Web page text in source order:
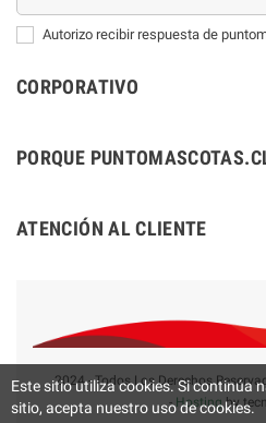
Autorizo recibir respuesta de
CORPORATIVO
PORQUE
ATENCIÓN AL CLIENTE
2024 - Todos Los Derechos
-Hosting by
Este sitio utiliza cookies. Si continúa
sitio, acepta nuestro uso de cookies.